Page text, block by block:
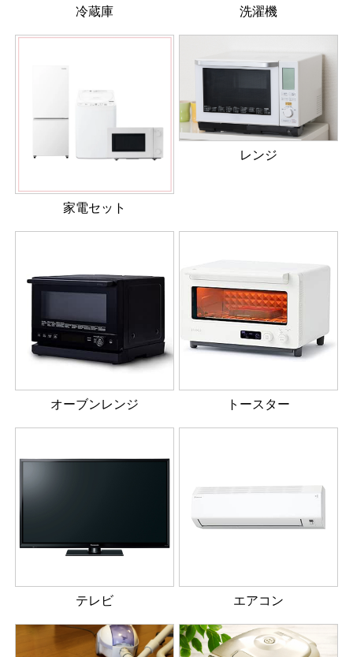
冷蔵庫 洗濯機
家電セット
レンジ
オーブンレンジ トースター
テレビ エアコン